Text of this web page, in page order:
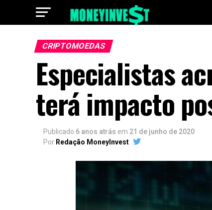
CRIPTOMOEDAS
Especialistas
terá impacto
Publicado 6 anos atrás em 21 de junho de 2020
Por Redação MoneyInvest